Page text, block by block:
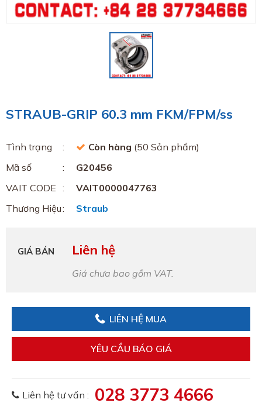
STRAUB-GRIP 60.3 mm FKM/FPM/ss
Tình trạng Còn hàng (50 Sản phẩm)
Mã số
G20456
VAIT CODE
VAIT0000047763
Thương Hiệu
Straub
GIÁ BÁN Liên hệ
Giá chưa bao gồm VAT.
LIÊN HỆ MUA
YÊU CẦU BÁO GIÁ
Liên hệ tư vấn : 028 3773 4666